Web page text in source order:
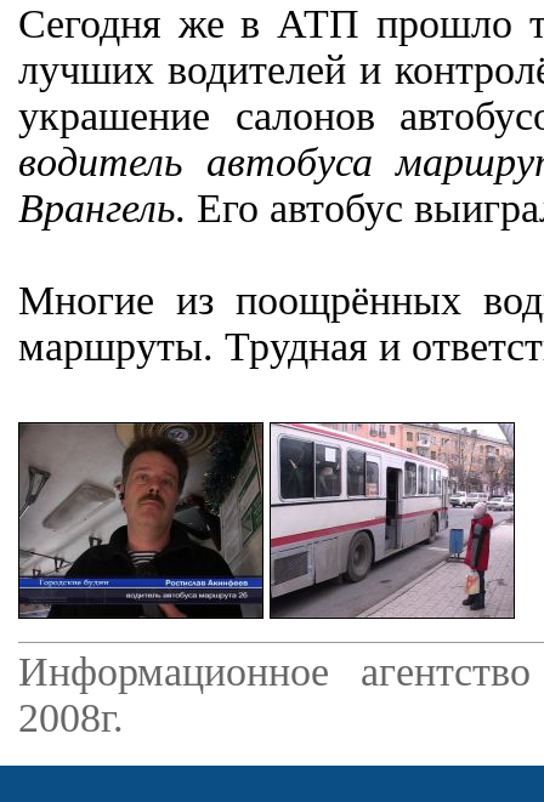
Сегодня же в АТП прошло
лучших водителей и
украшение салонов
водитель автобуса
Врангель. Его автобус
Многие из поощрённых
маршруты. Трудная и
Информационное
2008г.